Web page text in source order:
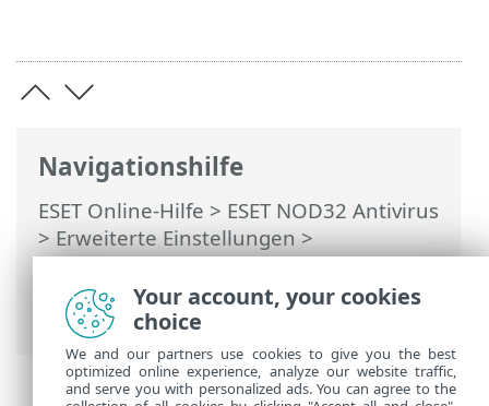
Navigationshilfe
ESET Online-Hilfe > ESET NOD32 Antivirus
> Erweiterte Einstellungen>
Schutzfunktionen>E-Mail-Client-Schutz
Postfachschutz>Integrationen>
Bestätigungsfenster
Your account, your cookies
choice
We and our partners use cookies to give you the best
optimized online experience, analyze our website traffic,
and serve you with personalized ads. You can agree to the